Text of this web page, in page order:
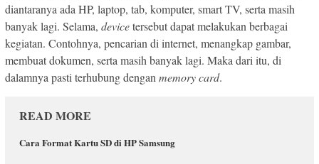
diantaranya ada HP, laptop, tab, komputer, smart TV, serta masih
banyak lagi. Selama, devicetersebut dapat melakukan berbagai
kegiatan. Contohnya, pencarian di internet, menangkap gambar,
membuat dokumen, serta masih banyak lagi. Maka dari itu, di
dalamnya pasti terhubung dengan memorycard.
READ MORE
Cara Format Kartu SD di HP Samsung